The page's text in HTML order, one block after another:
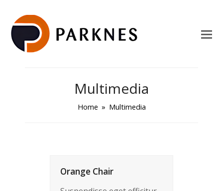
Multimedia
Home » Multimedia
Orange Chair